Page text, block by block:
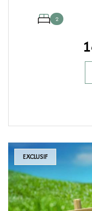
2
EXCLUSIF